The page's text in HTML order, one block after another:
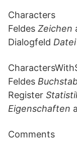
Feldes Zeichen
Dialogfeld
Feldes
Register
Eigenschaften